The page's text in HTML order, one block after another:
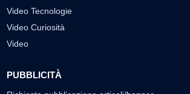
Video Tecnologie
Video Curiosità
Video
PUBBLICITÀ